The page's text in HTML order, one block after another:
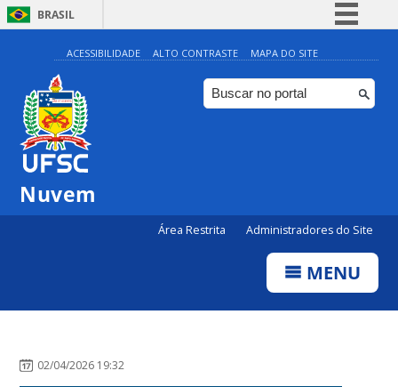
BRASIL
Simplifique!
Comunica BR
Participe
ACESSIBILIDADE ALTO CONTRASTE MAPA DO SITE
Nuvem
Área Restrita Administradores do Site
MENU
02/04/2026 19:32